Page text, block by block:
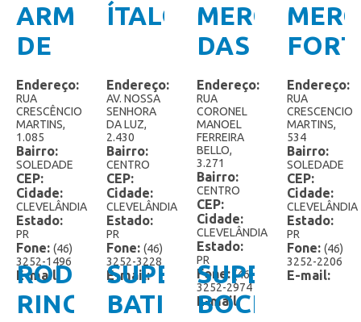
Linha Zero Lactose
Linha Zero
Paletas Mexicanas
Picolés
Cremosy
Cremosy Extra
Especiais
Extra
Frutasy
Gelato
ARMAZÉM
DE
SECOS
E
MOLHADOS
CANOINHAS
Endereço:
RUA
CRESCÊNCIO
MARTINS,
1.085
Bairro:
SOLEDADE
CEP:
Cidade:
CLEVELÂNDIA
Estado:
PR
Fone: (46)
3252-1496
E-mail:
ÍTALO
Endereço:
AV. NOSSA
SENHORA
DA LUZ,
2.430
Bairro:
CENTRO
CEP:
Cidade:
CLEVELÂNDIA
Estado:
PR
Fone: (46)
3252-3228
E-mail:
MERCADÃO
DAS
FRUTAS
Endereço:
RUA
CORONEL
MANOEL
FERREIRA
BELLO,
3.271
Bairro:
CENTRO
CEP:
Cidade:
CLEVELÂNDIA
Estado:
PR
Fone: (46)
3252-2974
E-mail:
Endereço:
RUA
CRESCENCIO
MARTINS,
534
Bairro:
SOLEDADE
CEP:
Cidade:
CLEVELÂNDIA
Estado:
PR
Fone: (46)
3252-2206
E-mail:
RODOVIÁRIA
RINCÃO
SUPERMERCADO
BATISTELLA
BOCHI